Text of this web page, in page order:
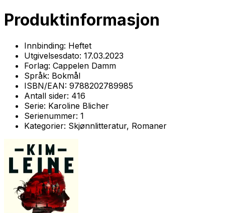
Produktinformasjon
Innbinding: Heftet
Utgivelsesdato: 17.03.2023
Forlag: Cappelen Damm
Språk: Bokmål
ISBN/EAN: 9788202789985
Antall sider: 416
Serie: Karoline Blicher
Serienummer: 1
Kategorier: Skjønnlitteratur, Romaner